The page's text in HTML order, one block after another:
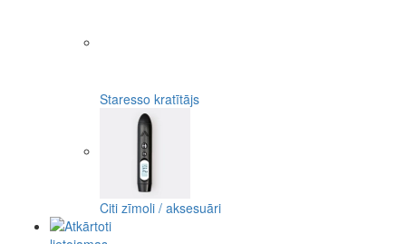
Staresso kratītājs
Citi zīmoli / aksesuāri